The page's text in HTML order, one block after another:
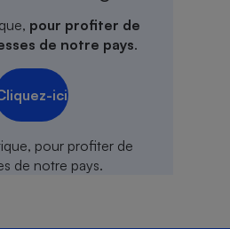
pour profiter de
de notre pays.
ici